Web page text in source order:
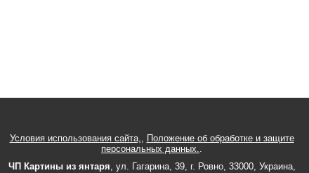
Условия использования сайта,, Положение об обработке и защите
персональных данных..
ЧП Картины из янтаря, ул. Гагарина, 39, г. Ровно, 33000, Украина,